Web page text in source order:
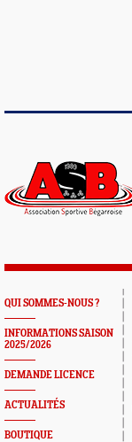
QUI SOMMES-NOUS ?
INFORMATIONS SAISON
2025/2026
DEMANDE LICENCE
ACTUALITÉS
BOUTIQUE